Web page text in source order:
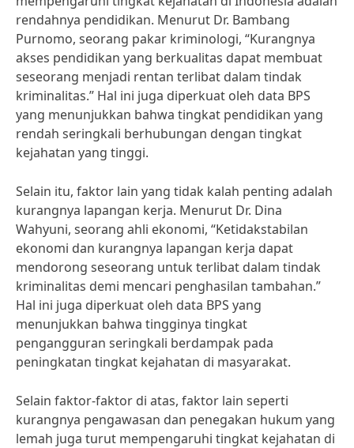
rendahnya pendidikan. Menurut Dr. Bambang
Purnomo, seorang pakar kriminologi, “Kurangnya
akses pendidikan yang berkualitas dapat membuat
seseorang menjadi rentan terlibat dalam tindak
kriminalitas.” Hal ini juga diperkuat oleh data BPS
yang menunjukkan bahwa tingkat pendidikan yang
rendah seringkali berhubungan dengan tingkat
kejahatan yang tinggi.
Selain itu, faktor lain yang tidak kalah penting adalah
kurangnya lapangan kerja. Menurut Dr. Dina
Wahyuni, seorang ahli ekonomi, “Ketidakstabilan
ekonomi dan kurangnya lapangan kerja dapat
mendorong seseorang untuk terlibat dalam tindak
kriminalitas demi mencari penghasilan tambahan.”
Hal ini juga diperkuat oleh data BPS yang
menunjukkan bahwa tingginya tingkat
pengangguran seringkali berdampak pada
peningkatan tingkat kejahatan di masyarakat.
Selain faktor-faktor di atas, faktor lain seperti
kurangnya pengawasan dan penegakan hukum yang
lemah juga turut mempengaruhi tingkat kejahatan di